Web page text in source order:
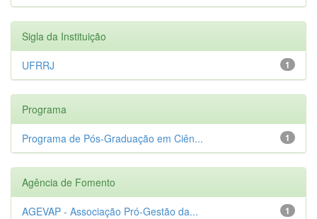
Sigla da Instituição
1
UFRRJ
Programa
1
Programa de Pós-Graduação em Ciên...
Agência de Fomento
1
AGEVAP - Associação Pró-Gestão da...